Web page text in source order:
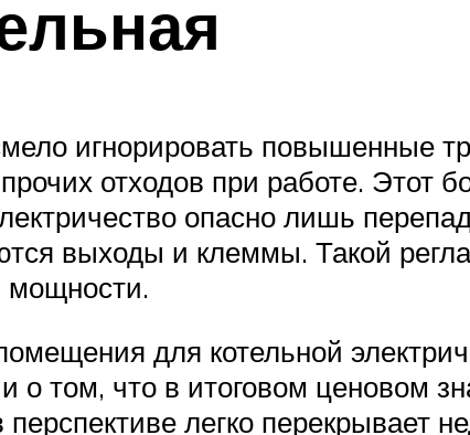
игнорировать повышенные
отходов при работе. Этот
опасно лишь
выходы и клеммы. Такой
мощности.
для котельной
о том, что в итоговом ценовом
перспективе легко перекрывает